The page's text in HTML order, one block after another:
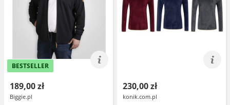
BESTSELLER
189,00 zł
Biggie.pl
230,00 zł
konik.com.pl